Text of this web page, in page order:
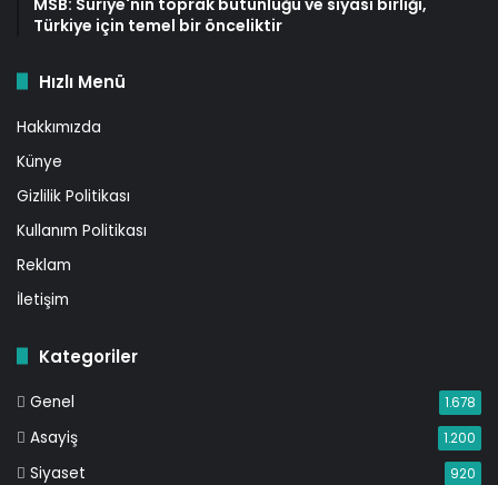
Türkiye için temel bir önceliktir
Hızlı Menü
Hakkımızda
Künye
Gizlilik Politikası
Kullanım Politikası
Reklam
İletişim
Kategoriler
Genel 1.678
Asayiş 1.200
Siyaset 920